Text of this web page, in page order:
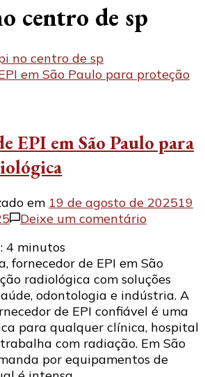
centro de sp
no centro de sp
EPI em São Paulo para
em 19 de agosto de 202519
Deixe um comentárioem
EPI
em
São
Paulo
para
proteção
4 minutos
fornecedor de EPI em São
radiológica com soluções
odontologia e indústria. A
de EPI confiável é uma
para qualquer clínica, hospital
com radiação. Em São
por equipamentos de